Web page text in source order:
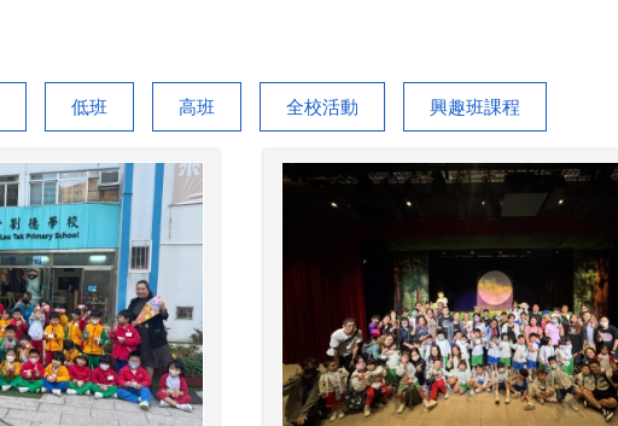
低班 高班 全校活動 興趣班課程